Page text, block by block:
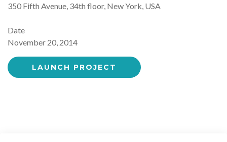
350 Fifth Avenue, 34th floor, New York, USA
Date
November 20, 2014
LAUNCH PROJECT